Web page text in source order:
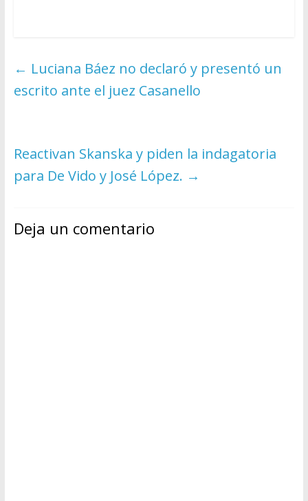
← Luciana Báez no declaró y presentó un
escrito ante el juez Casanello
Reactivan Skanska y piden la indagatoria
para De Vido y José López. →
Deja un comentario